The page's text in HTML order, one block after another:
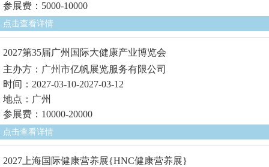
参展费：5000-10000
点击查看详情
2027第35届广州国际大健康产业博览会
主办方：广州市亿帆展览服务有限公司
时间：2027-03-10-2027-03-12
地点：广州
参展费：10000-20000
点击查看详情
2027上海国际健康营养展{HNC健康营养展}